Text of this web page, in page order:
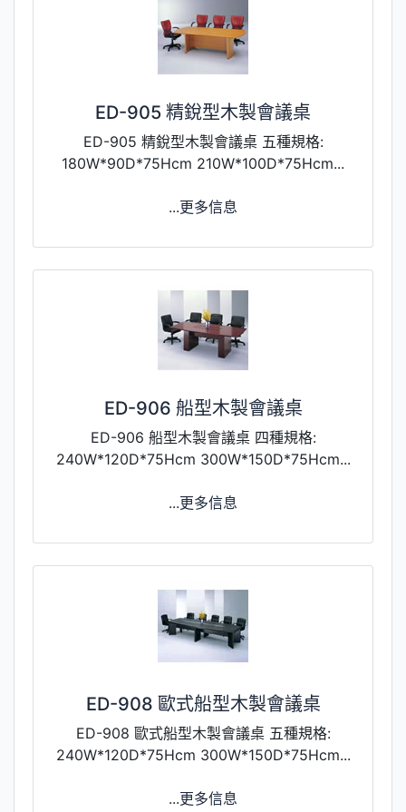
ED-905 精銳型木製會議桌
ED-905 精銳型木製會議桌 五種規格:
180W*90D*75Hcm 210W*100D*75Hcm...
...更多信息
ED-906 船型木製會議桌
ED-906 船型木製會議桌 四種規格:
240W*120D*75Hcm 300W*150D*75Hcm...
...更多信息
ED-908 歐式船型木製會議桌
ED-908 歐式船型木製會議桌 五種規格:
240W*120D*75Hcm 300W*150D*75Hcm...
...更多信息